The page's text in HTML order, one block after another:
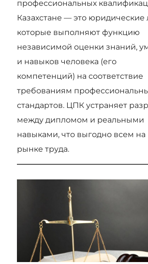
профессиональных
Казахстане — это юридические
которые выполняют функцию
независимой оценки знаний,
и навыков человека (его
компетенций) на соответствие
требованиям
стандартов. ЦПК устраняет
между дипломом и реальными
навыками, что выгодно всем на
рынке труда.